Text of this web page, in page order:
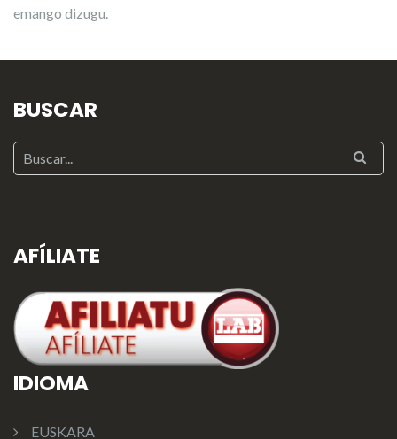
emango dizugu.
BUSCAR
AFÍLIATE
IDIOMA
EUSKARA